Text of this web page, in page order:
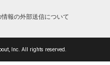
報の外部送信について
Inc. All rights reserved.